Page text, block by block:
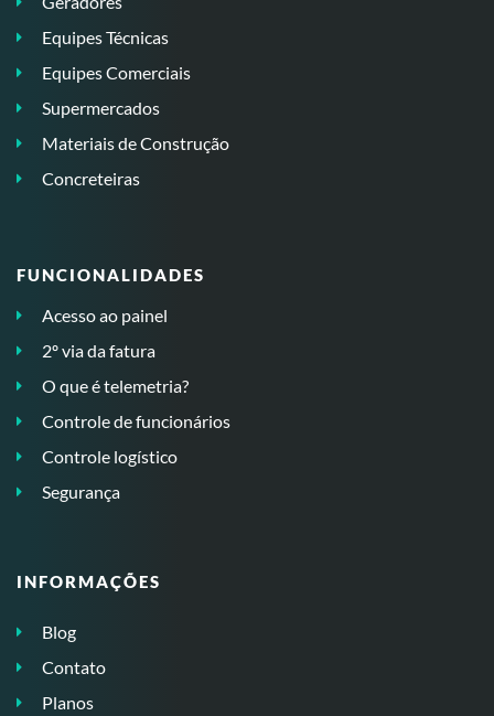
Equipes Técnicas
Equipes Comerciais
Supermercados
Materiais de Construção
Concreteiras
FUNCIONALIDADES
Acesso ao painel
2º via da fatura
O que é telemetria?
Controle de funcionários
Controle logístico
Segurança
INFORMAÇÕES
Blog
Contato
Planos